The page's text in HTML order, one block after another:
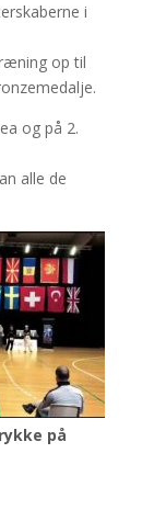
i
op til
og på 2.
alle de
på